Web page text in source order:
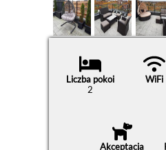
Liczba pokoi
2
WiFi
Akceptacja